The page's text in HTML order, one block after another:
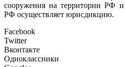
сооружения на территории РФ
РФ осуществляет юрисдикцию.
Facebook
Twitter
Вконтакте
Одноклассники